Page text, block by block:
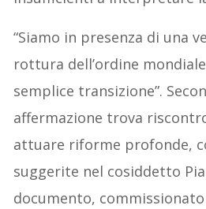
“Siamo in presenza di una
rottura dell’ordine
semplice transizione”.
affermazione trova
attuare riforme profonde,
suggerite nel cosiddetto
documento,